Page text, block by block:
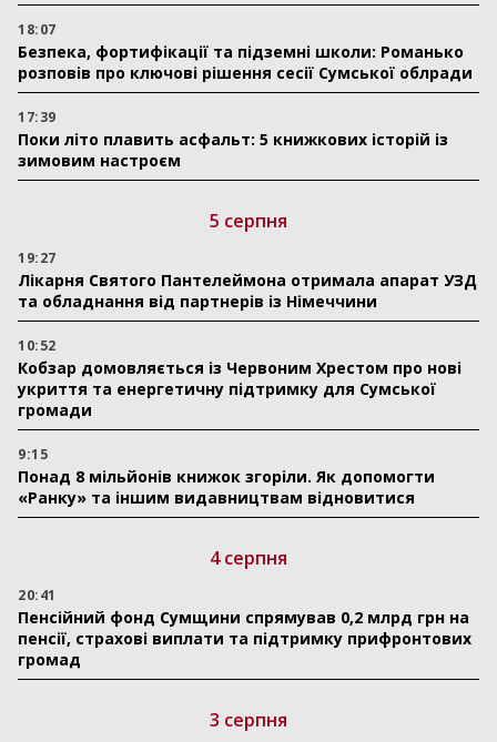
18:07
Безпека, фортифікації та підземні школи: Романько
розповів про ключові рішення сесії Сумської облради
17:39
Поки літо плавить асфальт: 5 книжкових історій із
зимовим настроєм
5 серпня
19:27
Лікарня Святого Пантелеймона отримала апарат УЗД
та обладнання від партнерів із Німеччини
10:52
Кобзар домовляється із Червоним Хрестом про нові
укриття та енергетичну підтримку для Сумської
громади
9:15
Понад 8 мільйонів книжок згоріли. Як допомогти
«Ранку» та іншим видавництвам відновитися
4 серпня
20:41
Пенсійний фонд Сумщини спрямував 0,2 млрд грн на
пенсії, страхові виплати та підтримку прифронтових
громад
3 серпня